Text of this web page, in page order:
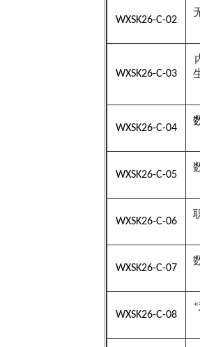
WXSK26-C-02
WXSK26-C-03
WXSK26-C-04
WXSK26-C-05
WXSK26-C-06
WXSK26-C-07
WXSK26-C-08
“